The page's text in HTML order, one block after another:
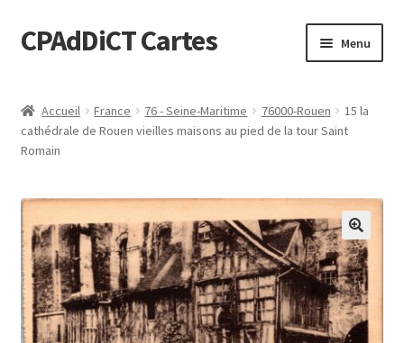
Aller
à
navigation
Aller
au
CPAdDiCT Cartes Menu
Panier
Accueil France 76 - Seine-Maritime 76000-Rouen
15 la
cathédrale de Rouen vieilles maisons au pied de la tour Saint
Romain